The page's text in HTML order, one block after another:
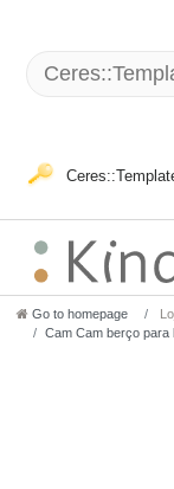
Go to homepage
Cam Cam berço para